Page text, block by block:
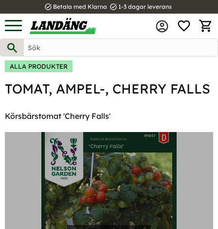
Meny
task_alt Betala med Klarna task_alt 1-3 dagar leverans
ALLA PRODUKTER
TOMAT, AMPEL-, CHERRY FALLS
Körsbärstomat 'Cherry Falls'